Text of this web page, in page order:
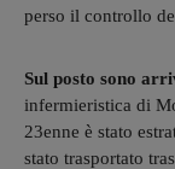
perso il controllo
Sul posto sono
infermieristica di
23enne è stato
stato trasportato